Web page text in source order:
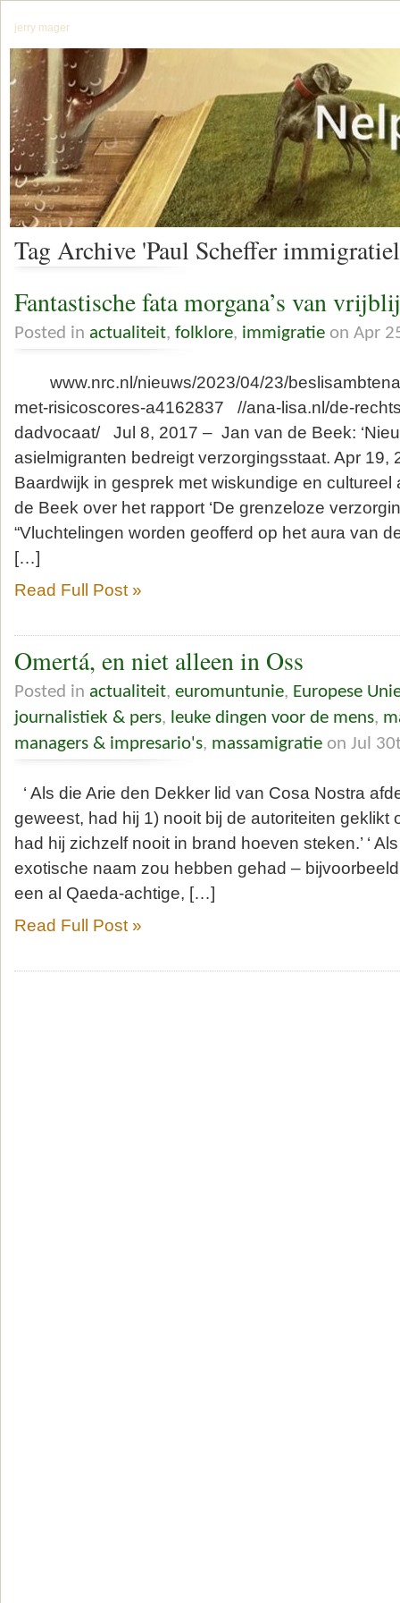
jerry mager
Tag Archive 'Paul Scheffer
Fantastische fata morgana’s van
Posted in actualiteit, folklore, immigratie on Apr
www.nrc.nl/nieuws/2023/04/23/
met-risicoscores-a4162837 //ana-lisa.nl/de-
dadvocaat/ Jul 8, 2017 – Jan van de Beek:
asielmigranten bedreigt verzorgingsstaat. Apr
Baardwijk in gesprek met wiskundige en cultureel
de Beek over het rapport ‘De grenzeloze
“Vluchtelingen worden geofferd op het aura van
[…]
Read Full Post »
Omertá, en niet alleen in Oss
Posted in actualiteit, euromuntunie, Europese
journalistiek & pers, leuke dingen voor de mens,
managers & impresario's, massamigratie on Jul
‘ Als die Arie den Dekker lid van Cosa Nostra
geweest, had hij 1) nooit bij de autoriteiten geklikt
had hij zichzelf nooit in brand hoeven steken.’ ‘
exotische naam zou hebben gehad –
een al Qaeda-achtige, […]
Read Full Post »